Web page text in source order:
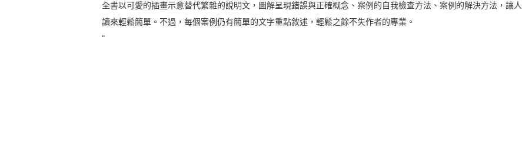
全書以可愛的插畫示意替代繁雜的說明文，圖解呈現錯誤與正確概念、案例的自我檢查方法、案例的解決方法，讓人
讀來輕鬆簡單。不過，每個案例仍有簡單的文字重點敘述，輕鬆之餘不失作者的專業。
"